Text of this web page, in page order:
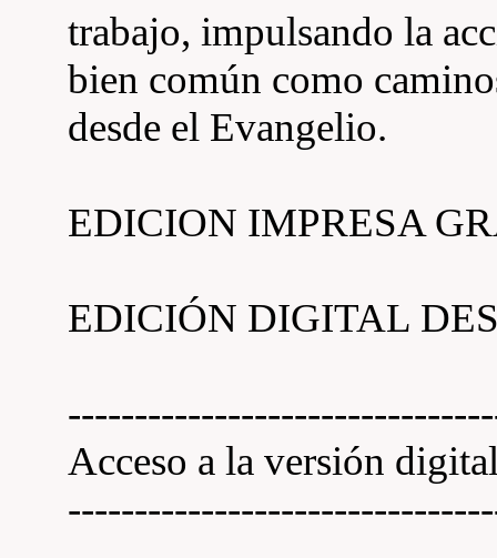
trabajo, impulsando la
bien común como
desde el Evangelio.
EDICION IMPRESA
EDICIÓN DIGITAL
Acceso a la versión